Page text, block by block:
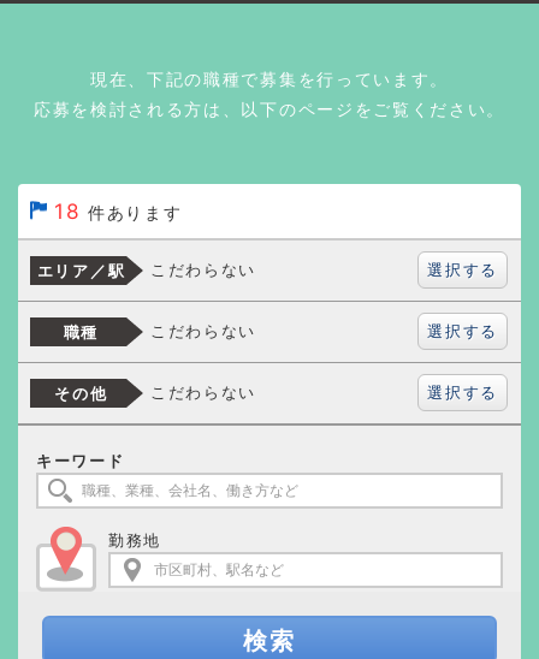
現在、下記の職種で募集を行っています。
応募を検討される方は、以下のページをご覧ください。
18 件あります
エリア／駅 こだわらない 選択する
職種 こだわらない 選択する
その他 こだわらない 選択する
キーワード
勤務地
検索